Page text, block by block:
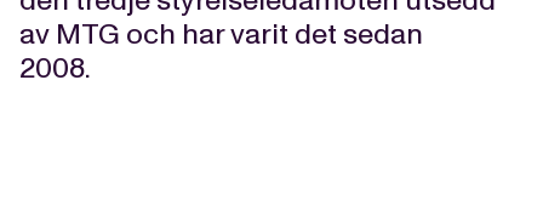
av MTG och har varit det sedan
2008.